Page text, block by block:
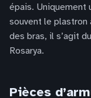
épais. Uniquement
souvent le plastron
des bras, il s’agit
Rosarya.
Pièces